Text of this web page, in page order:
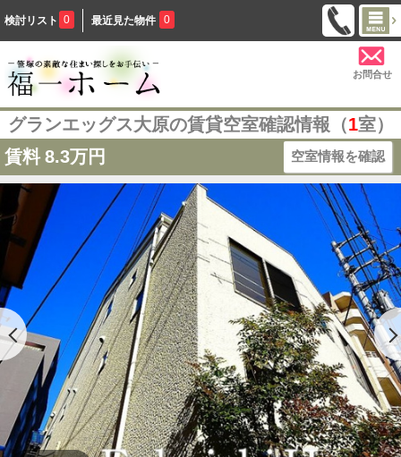
検討リスト 0 最近見た物件 0
お問合せ
グランエッグス大原の賃貸空室確認情報（1室）
賃料 8.3万円 空室情報を確認